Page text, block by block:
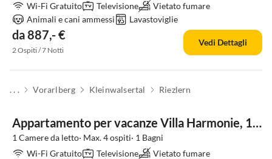
Wi-Fi Gratuito
Televisione
Vietato fumare
Animali e cani ammessi
Lavastoviglie
da 887,- €
2 Ospiti / 7 Notti
Vedi Dettagli
. . . Vorarlberg Kleinwalsertal Riezlern
Appartamento per vacanze Villa Harmonie, 1 camera da letto
1 Camere da letto· Max. 4 ospiti· 1 Bagni
Wi-Fi Gratuito
Televisione
Vietato fumare